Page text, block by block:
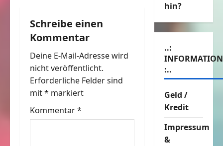
a
g
s
n
a
v
Schreibe einen
Kommentar
Deine E-Mail-Adresse wird
nicht veröffentlicht.
Erforderliche Felder sind
mit* markiert
Kommentar*
hin?
..:
:..
Geld /
Kredit
Impressum
&